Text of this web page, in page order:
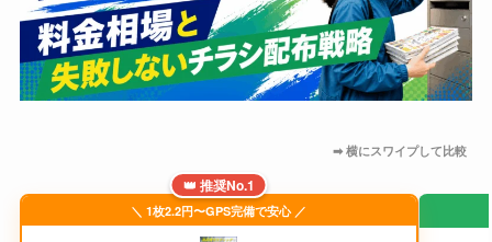
👑 推奨No.1
＼ 1枚2.2円〜GPS完備で安心 ／